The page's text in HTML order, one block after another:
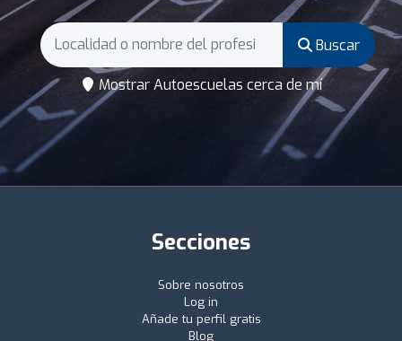
Buscar
Mostrar Autoescuelas cerca de mí
Secciones
Sobre nosotros
Log in
Añade tu perfil gratis
Blog